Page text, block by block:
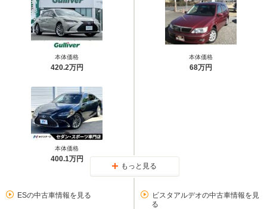
本体価格
420.2万円
本体価格
400.1万円
本体価格
68万円
もっと見る
ESの中古車情報を見る
ビスタアルデオの中古車情報を見
る